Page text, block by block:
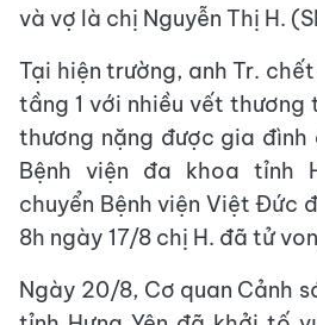
và vợ là chị Nguyễn Thị H.
Tại hiện trường, anh Tr.
tầng 1 với nhiều vết thương
thương nặng được gia
Bệnh viện đa khoa tỉnh
chuyển Bệnh viện Việt Đức
8h ngày 17/8 chị H. đã tử
Ngày 20/8, Cơ quan Cảnh